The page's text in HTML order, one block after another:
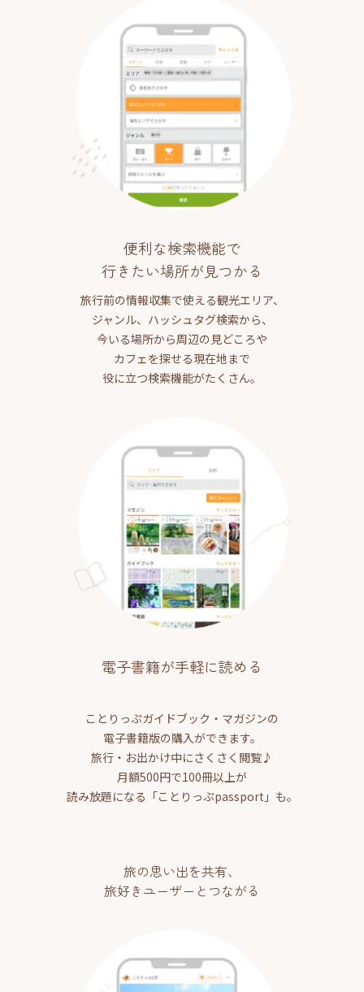
便利な検索機能で
行きたい場所が見つかる
旅行前の情報収集で使える観光エリア、
ジャンル、ハッシュタグ検索から、
今いる場所から周辺の見どころや
カフェを探せる現在地まで
役に立つ検索機能がたくさん。
電子書籍が手軽に読める
ことりっぷガイドブック・マガジンの
電子書籍版の購入ができます。
旅行・お出かけ中にさくさく閲覧♪
月額500円で100冊以上が
読み放題になる「ことりっぷpassport」も。
旅の思い出を共有、
旅好きユーザーとつながる